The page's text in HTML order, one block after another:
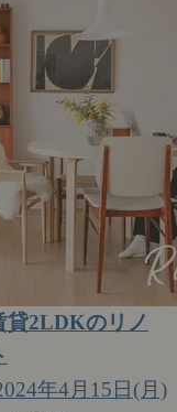
貸2LDKのリノ
年4月15日(月)